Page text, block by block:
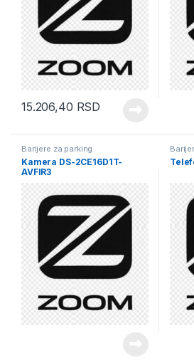
15.206,40 RSD
Barijere za parking
Kamera DS-2CE16D1T-
AVFIR3